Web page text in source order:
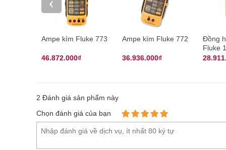
Ampe kìm Fluke 773
46.872.000₫
Ampe kìm Fluke 772
36.936.000₫
Đồng
Fluke
2 Đánh giá sản phẩm này
Chọn đánh giá của bạn